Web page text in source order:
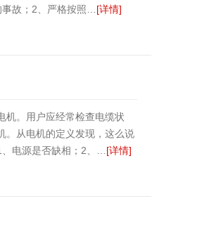
事故；2、严格按照…[详情]
机。用户应经常检查电缆状
。从电机的定义发现，这么说
、电源是否缺相；2、…[详情]